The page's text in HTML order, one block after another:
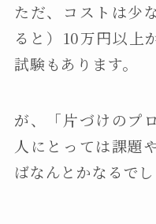
ただ、コストは少
ると）10万円以上
試験もあります。
が、「片づけのプ
人にとっては課題
ばなんとかなるでし